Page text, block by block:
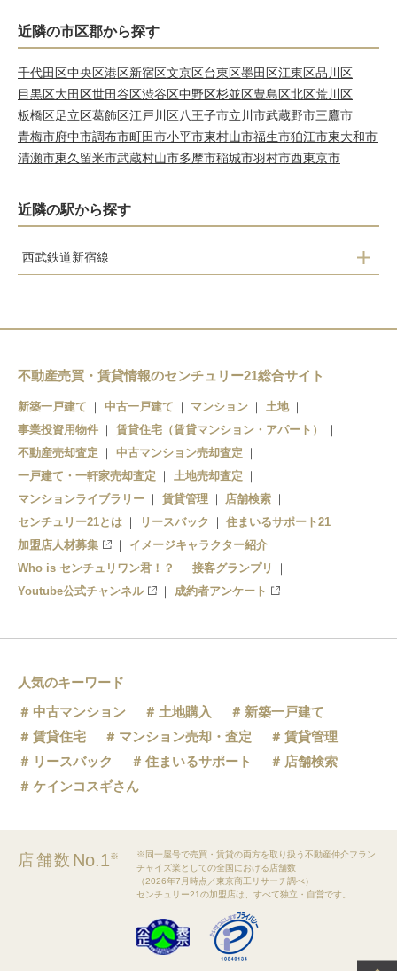
近隣の市区郡から探す
千代田区中央区港区新宿区文京区台東区墨田区江東区品川区
目黒区大田区世田谷区渋谷区中野区杉並区豊島区北区荒川区
板橋区足立区葛飾区江戸川区八王子市立川市武蔵野市三鷹市
青梅市府中市調布市町田市小平市東村山市福生市狛江市東大和市
清瀬市東久留米市武蔵村山市多摩市稲城市羽村市西東京市
近隣の駅から探す
西武鉄道新宿線
西武園
不動産売買・賃貸情報のセンチュリー21総合サイト
新築一戸建て 中古一戸建て マンション
土地
事業投資用物件
賃貸住宅（賃貸マンション・アパート）
不動産売却査定
中古マンション売却査定
一戸建て・一軒家売却査定
土地売却査定
マンションライブラリー
賃貸管理
店舗検索
センチュリー21とは
リースバック
住まいるサポート21
加盟店人材募集
イメージキャラクター紹介
Who is センチュリワン君！？
接客グランプリ
Youtube公式チャンネル
成約者アンケート
人気のキーワード
中古マンション
土地購入
新築一戸建て
賃貸住宅
マンション売却・査定
賃貸管理
リースバック
住まいるサポート
店舗検索
ケインコスギさん
店舗数 No.1※
※同一屋号で売買・賃貸の両方を取り扱う不動産仲介フラン
チャイズ業としての全国における店舗数
（2026年7月時点／東京商工リサーチ調べ）
センチュリー21の加盟店は、すべて独立・自営です。